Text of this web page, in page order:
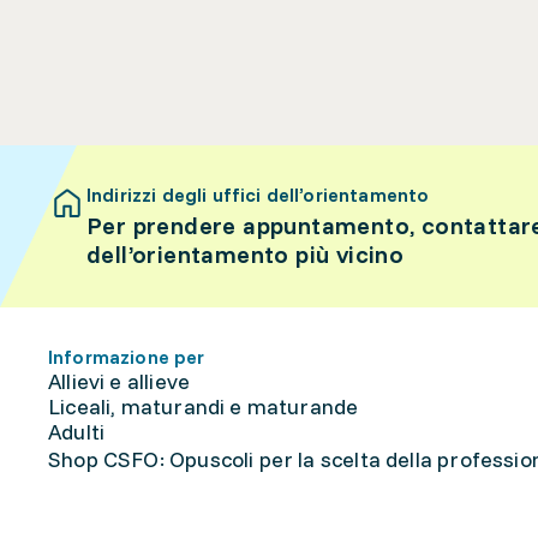
Indirizzi degli uffici dell’orientamento
Per prendere appuntamento,
dell’orientamento più vicino
Informazione per
Allievi e allieve
Liceali, maturandi e maturande
Adulti
Shop CSFO: Opuscoli per la scelta della